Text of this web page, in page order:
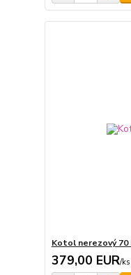
Kotol nerezový 70
379,00 EUR/ks